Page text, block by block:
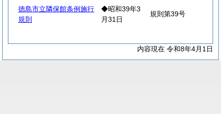
徳島市立隣保館条例施行
規則
◆昭和39年3
月31日
規則第39号
内容現在 令和8年4月1日